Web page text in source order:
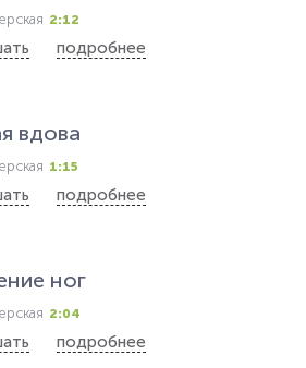
2:12
подробнее
вдова
1:15
подробнее
ног
2:04
подробнее